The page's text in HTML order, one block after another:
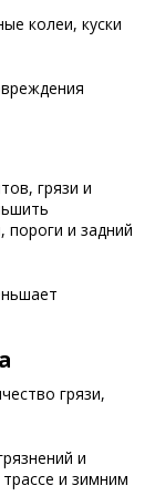
колеи, куски
грязи и
пороги и задний
грязи,
и
и зимним